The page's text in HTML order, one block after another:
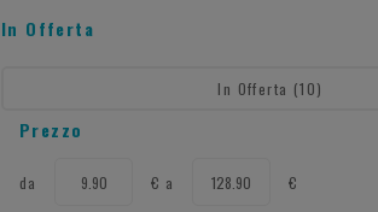
In Offerta
In Offerta (10)
Prezzo
da
da € aa €